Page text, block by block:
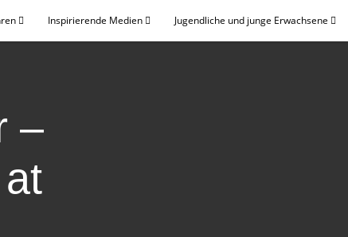
Inspirierende Medien Jugendliche und junge Erwachsene
–